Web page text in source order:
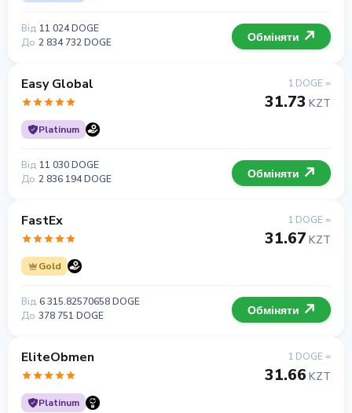
Від 11 024 DOGE
До 2 834 732 DOGE Обміняти
Easy Global
Platinum
1 DOGE =
31.73 KZT
Від 11 030 DOGE
До 2 836 194 DOGE Обміняти
FastEx
Gold
1 DOGE =
31.67 KZT
Від 6 315.82570658 DOGE
До 378 751 DOGE Обміняти
EliteObmen
Platinum
1 DOGE =
31.66 KZT